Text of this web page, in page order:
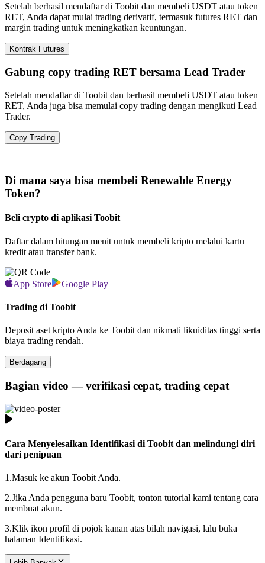
Setelah berhasil mendaftar di Toobit dan membeli USDT atau token
RET, Anda dapat mulai trading derivatif, termasuk futures RET dan
margin trading untuk meningkatkan keuntungan.
Kontrak Futures
Gabung copy trading RET bersama Lead Trader
Setelah mendaftar di Toobit dan berhasil membeli USDT atau token
RET, Anda juga bisa memulai copy trading dengan mengikuti Lead
Trader.
Copy Trading
Di mana saya bisa membeli Renewable Energy
Token?
Beli crypto di aplikasi Toobit
Daftar dalam hitungan menit untuk membeli kripto melalui kartu
kredit atau transfer bank.
App Store Google Play
Trading di Toobit
Deposit aset kripto Anda ke Toobit dan nikmati likuiditas tinggi serta
biaya trading rendah.
Berdagang
Bagian video — verifikasi cepat, trading cepat
Cara Menyelesaikan Identifikasi di Toobit dan melindungi diri
dari penipuan
1.Masuk ke akun Toobit Anda.
2.Jika Anda pengguna baru Toobit, tonton tutorial kami tentang cara
membuat akun.
3.Klik ikon profil di pojok kanan atas bilah navigasi, lalu buka
halaman Identifikasi.